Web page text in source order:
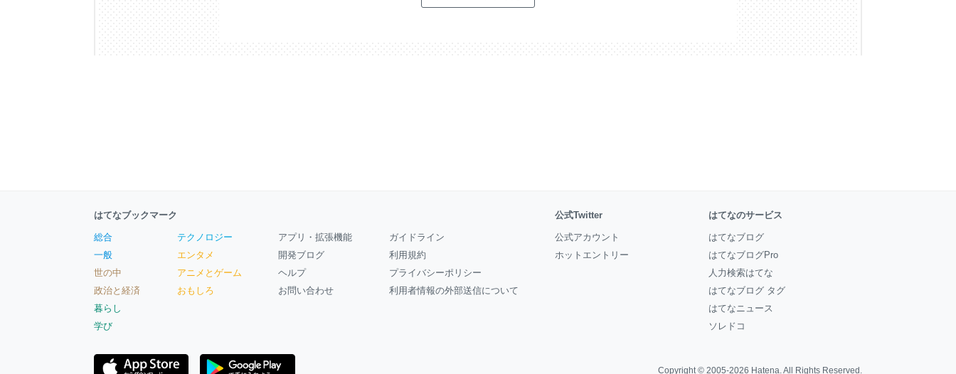
はてなブックマーク
総合
一般
世の中
政治と経済
暮らし
学び
テクノロジー
エンタメ
アニメとゲーム
おもしろ
アプリ・拡張機能
開発ブログ
ヘルプ
お問い合わせ
ガイドライン
利用規約
プライバシーポリシー
利用者情報の外部送信について
公式Twitter
公式アカウント
ホットエントリー
はてなのサービス
はてなブログ
はてなブログPro
人力検索はてな
はてなブログ タグ
はてなニュース
ソレドコ
Copyright © 2005-2026 Hatena. All Rights Reserved.